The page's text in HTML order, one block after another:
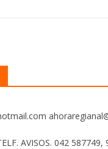
AVISOS. 042 587749,